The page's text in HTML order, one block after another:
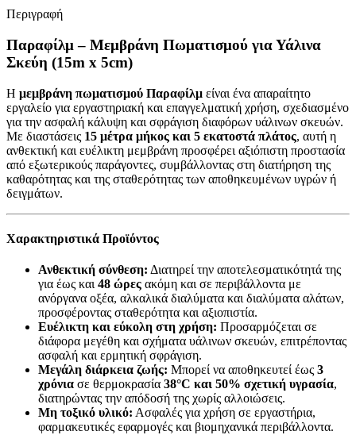
Περιγραφή
Παραφίλμ – Μεμβράνη Πωματισμού για Υάλινα
Σκεύη (15m x 5cm)
Η μεμβράνη πωματισμού Παραφίλμ είναι ένα απαραίτητο
εργαλείο για εργαστηριακή και επαγγελματική χρήση, σχεδιασμένο
για την ασφαλή κάλυψη και σφράγιση διαφόρων υάλινων σκευών.
Με διαστάσεις 15 μέτρα μήκος και 5 εκατοστά πλάτος, αυτή η
ανθεκτική και ευέλικτη μεμβράνη προσφέρει αξιόπιστη προστασία
από εξωτερικούς παράγοντες, συμβάλλοντας στη διατήρηση της
καθαρότητας και της σταθερότητας των αποθηκευμένων υγρών ή
δειγμάτων.
Χαρακτηριστικά Προϊόντος
Ανθεκτική σύνθεση: Διατηρεί την αποτελεσματικότητά της
για έως και 48 ώρες ακόμη και σε περιβάλλοντα με
ανόργανα οξέα, αλκαλικά διαλύματα και διαλύματα αλάτων,
προσφέροντας σταθερότητα και αξιοπιστία.
Ευέλικτη και εύκολη στη χρήση: Προσαρμόζεται σε
διάφορα μεγέθη και σχήματα υάλινων σκευών, επιτρέποντας
ασφαλή και ερμητική σφράγιση.
Μεγάλη διάρκεια ζωής: Μπορεί να αποθηκευτεί έως 3
χρόνια σε θερμοκρασία 38°C και 50% σχετική υγρασία,
διατηρώντας την απόδοσή της χωρίς αλλοιώσεις.
Μη τοξικό υλικό: Ασφαλές για χρήση σε εργαστήρια,
φαρμακευτικές εφαρμογές και βιομηχανικά περιβάλλοντα.